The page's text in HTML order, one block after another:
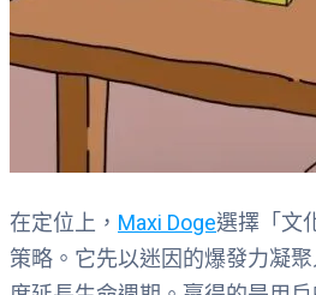
在定位上， Maxi Doge選擇「文
策略。它先以迷因的爆發力凝